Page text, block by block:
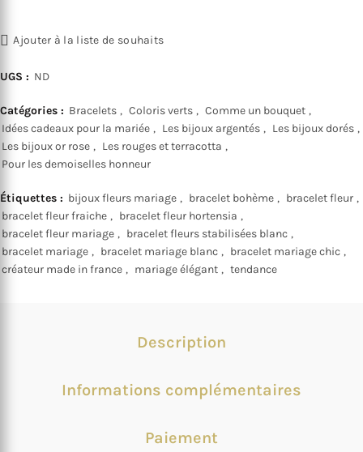
Ajouter à la liste de souhaits
UGS : ND
Catégories : Bracelets , Coloris verts , Comme un bouquet ,
Idées cadeaux pour la mariée , Les bijoux argentés , Les bijoux dorés ,
Les bijoux or rose , Les rouges et terracotta ,
Pour les demoiselles honneur
Étiquettes : bijoux fleurs mariage , bracelet bohème , bracelet fleur ,
bracelet fleur fraiche , bracelet fleur hortensia ,
bracelet fleur mariage , bracelet fleurs stabilisées blanc ,
bracelet mariage , bracelet mariage blanc , bracelet mariage chic ,
créateur made in france , mariage élégant , tendance
Description
Informations complémentaires
Paiement